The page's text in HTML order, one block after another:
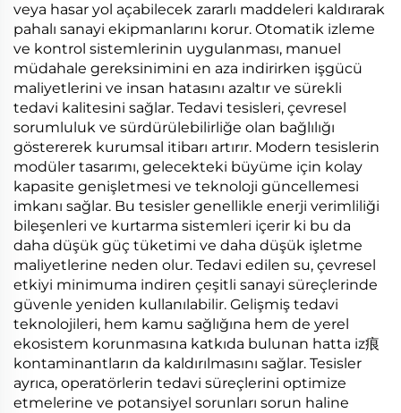
veya hasar yol açabilecek zararlı maddeleri kaldırarak
pahalı sanayi ekipmanlarını korur. Otomatik izleme
ve kontrol sistemlerinin uygulanması, manuel
müdahale gereksinimini en aza indirirken işgücü
maliyetlerini ve insan hatasını azaltır ve sürekli
tedavi kalitesini sağlar. Tedavi tesisleri, çevresel
sorumluluk ve sürdürülebilirliğe olan bağlılığı
göstererek kurumsal itibarı artırır. Modern tesislerin
modüler tasarımı, gelecekteki büyüme için kolay
kapasite genişletmesi ve teknoloji güncellemesi
imkanı sağlar. Bu tesisler genellikle enerji verimliliği
bileşenleri ve kurtarma sistemleri içerir ki bu da
daha düşük güç tüketimi ve daha düşük işletme
maliyetlerine neden olur. Tedavi edilen su, çevresel
etkiyi minimuma indiren çeşitli sanayi süreçlerinde
güvenle yeniden kullanılabilir. Gelişmiş tedavi
teknolojileri, hem kamu sağlığına hem de yerel
ekosistem korunmasına katkıda bulunan hatta iz痕
kontaminantların da kaldırılmasını sağlar. Tesisler
ayrıca, operatörlerin tedavi süreçlerini optimize
etmelerine ve potansiyel sorunları sorun haline